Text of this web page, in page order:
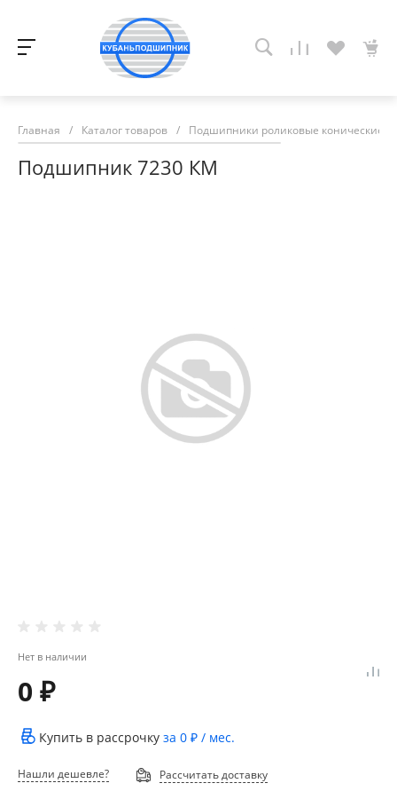
Главная / Каталог товаров / Подшипники роликовые конические
Подшипник 7230 КМ
Нет в наличии
0 ₽
Купить в рассрочку за 0 ₽ / мес.
Нашли дешевле? Рассчитать доставку